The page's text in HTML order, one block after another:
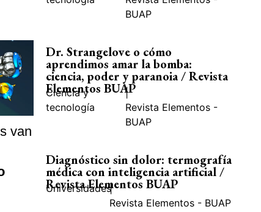
van
BUAP
Dr. Strangelove o cómo
aprendimos amar la bomba:
ciencia, poder y paranoia / Revista
Elementos BUAP
Ciencia y
tecnología
|
Revista Elementos -
BUAP
Diagnóstico sin dolor: termografía
médica con inteligencia artificial /
Revista Elementos BUAP
Universidades|
Revista Elementos - BUAP